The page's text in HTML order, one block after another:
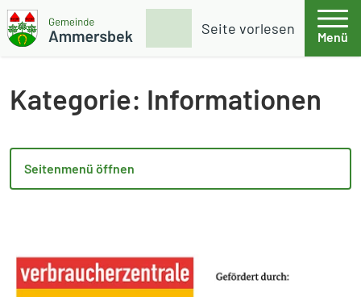
Weiter zum Inhalt
Skip to footer
Seite vorlesen
Suche
Menü
Kategorie: Informationen
Seitenmenü öffnen